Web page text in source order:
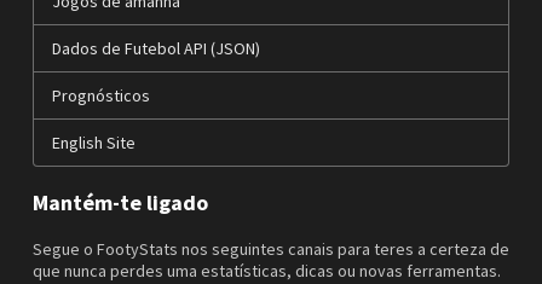
Dados de Futebol API (JSON)
Prognósticos
English Site
Mantém-te ligado
Segue o FootyStats nos seguintes canais para teres a certeza de
que nunca perdes uma estatísticas, dicas ou novas ferramentas.